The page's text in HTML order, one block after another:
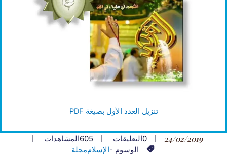
تنزيل العدد الأول بصيغة PDF
24/02/2019
0التعليقات 605المشاهدات
الوسوم -الإسلاممجلة